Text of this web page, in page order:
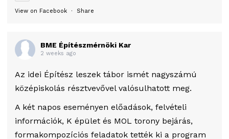
View on Facebook · Share
BME Építészmérnöki Kar
2 weeks ago
Az idei Építész leszek tábor ismét nagyszámú
középiskolás résztvevővel valósulhatott meg.
A két napos eseményen előadások, felvételi
információk, K épület és MOL torony bejárás,
formakompozíciós feladatok tették ki a program